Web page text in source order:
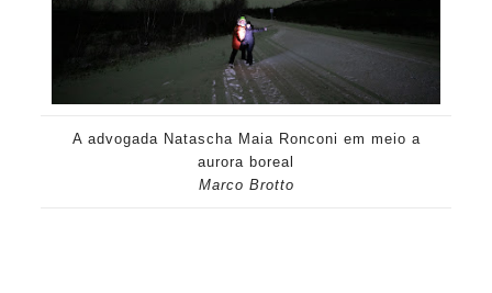
A advogada Natascha Maia Ronconi em meio a
aurora boreal
Marco Brotto